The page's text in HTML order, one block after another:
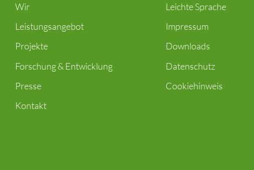
Wir
Leistungsangebot
Projekte
Forschung & Entwicklung
Presse
Kontakt
Leichte Sprache
Impressum
Downloads
Datenschutz
Cookiehinweis